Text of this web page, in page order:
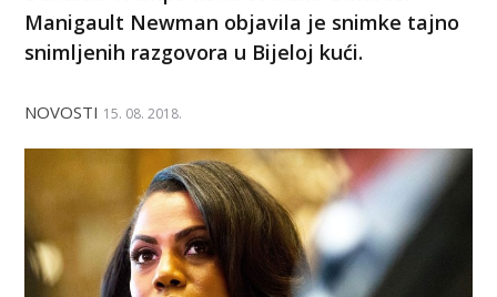
Manigault Newman objavila je snimke tajno
snimljenih razgovora u Bijeloj kući.
NOVOSTI 15. 08. 2018.